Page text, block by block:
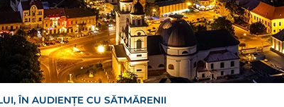
ÎN AUDIENȚE CU SĂTMĂRENII